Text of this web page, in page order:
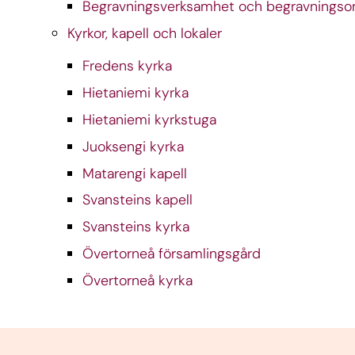
Begravningsverksamhet och
Kyrkor, kapell och lokaler
Fredens kyrka
Hietaniemi kyrka
Hietaniemi kyrkstuga
Juoksengi kyrka
Matarengi kapell
Svansteins kapell
Svansteins kyrka
Övertorneå församlingsgård
Övertorneå kyrka